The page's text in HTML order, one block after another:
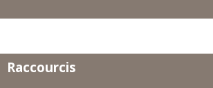
Raccourcis